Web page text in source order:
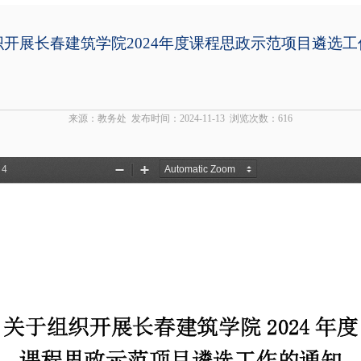
展长春建筑学院2024年度课程思政示范项目遴选
来源：教务处 发布时间：2024-11-13 浏览次数： 616